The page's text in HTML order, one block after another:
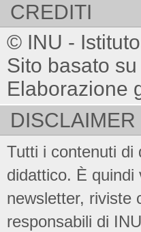
CREDITI
© INU -
Sito basato su
Elaborazione
DISCLAIMER
Tutti i contenuti di
didattico. È
newsletter, riviste
responsabili di